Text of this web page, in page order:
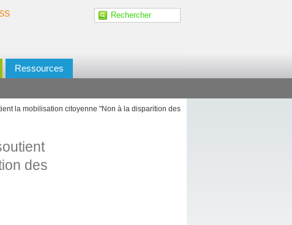
Ressources
la mobilisation citoyenne "Non à la disparition des
des